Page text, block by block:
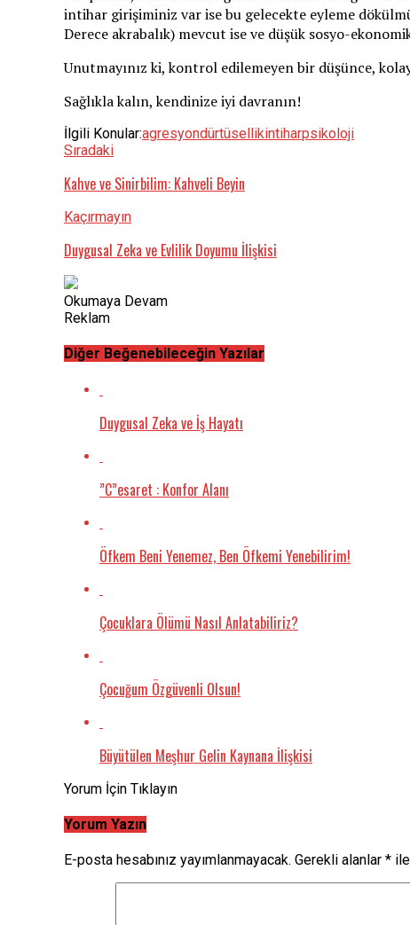
intihar girişiminiz var ise bu gelecekte eyleme
Derece akrabalık) mevcut ise ve düşük sosyo-
Unutmayınız ki, kontrol edilemeyen bir düşünce,
Sağlıkla kalın, kendinize iyi davranın!
İlgili Konular:agresyondürtüsellikintiharpsikoloji
Sıradaki
Kahve ve Sinirbilim: Kahveli Beyin
Kaçırmayın
Duygusal Zeka ve Evlilik Doyumu İlişkisi
Okumaya Devam
Reklam
Diğer Beğenebileceğin Yazılar
Duygusal Zeka ve İş Hayatı
”C”esaret : Konfor Alanı
Öfkem Beni Yenemez, Ben Öfkemi Yenebilirim!
Çocuklara Ölümü Nasıl Anlatabiliriz?
Çocuğum Özgüvenli Olsun!
Büyütülen Meşhur Gelin Kaynana İlişkisi
Yorum İçin Tıklayın
Yorum Yazın
E-posta hesabınız yayımlanmayacak. Gerekli alanlar *